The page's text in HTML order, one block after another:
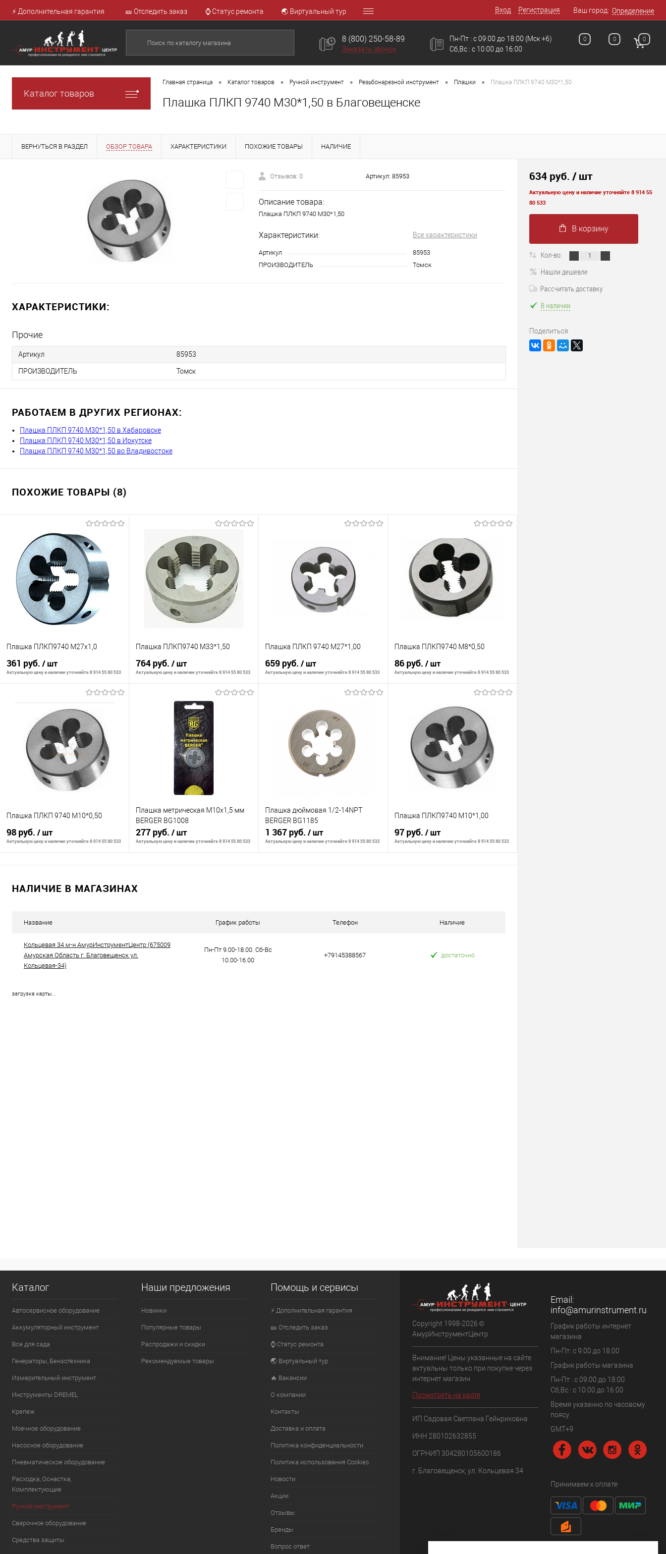
⚡ Дополнительная гарантия 🎫 Отследить заказ ⌚ Статус ремонта 🌏 Виртуальный тур Вход Регистрация Ваш город: Определение
8 (800) 250-58-89
Заказать звонок
Пн-Пт : с 09:00 до 18:00
Сб,Вс : c 10:00 до 16:00
(Мск +6) 0 0 0
Каталог товаров
Главная страница • Каталог товаров • Ручной инструмент • Резьбонарезной инструмент • Плашки • Плашка ПЛКП 9740 М30*1,50
Плашка ПЛКП 9740 М30*1,50 в Благовещенске
ВЕРНУТЬСЯ В РАЗДЕЛ ОБЗОР ТОВАРА ХАРАКТЕРИСТИКИ ПОХОЖИЕ ТОВАРЫ НАЛИЧИЕ
Отзывов: 0 Артикул: 85953
Описание товара:
Плашка ПЛКП 9740 М30*1,50
Характеристики: Все характеристики
Артикул
85953
ПРОИЗВОДИТЕЛЬ
Томск
ХАРАКТЕРИСТИКИ:
Прочие
Артикул 85953
ПРОИЗВОДИТЕЛЬ Томск
РАБОТАЕМ В ДРУГИХ РЕГИОНАХ:
Плашка ПЛКП 9740 М30*1,50 в Хабаровске
Плашка ПЛКП 9740 М30*1,50 в Иркутске
Плашка ПЛКП 9740 М30*1,50 во Владивостоке
ПОХОЖИЕ ТОВАРЫ (8)
Плашка ПЛКП9740 М27х1,0
361 руб. / шт
Актуальную цену и наличие уточняйте 8 914 55 80 533
В корзину
К сравнению
В избранное
В наличии
Плашка ПЛКП9740 М33*1,50
764 руб. / шт
Актуальную цену и наличие уточняйте 8 914 55 80 533
В корзину
К сравнению
В избранное
Плашка ПЛКП 9740 М27*1,00
659 руб. / шт
Актуальную цену и наличие уточняйте 8 914 55 80 533
В корзину
К сравнению
В избранное
В наличии
Плашка ПЛКП9740 M8*0,50
86 руб. / шт
Актуальную цену и наличие уточняйте 8 914 55 80 533
В корзину
К сравнению
В избранное
В наличии
Плашка ПЛКП 9740 М10*0,50
98 руб. / шт
Актуальную цену и наличие уточняйте 8 914 55 80 533
В избранное
Плашка метрическая М10х1,5 мм
BERGER BG1008
277 руб. / шт
Актуальную цену и наличие уточняйте 8 914 55 80 533
В наличии
Плашка дюймовая 1/2-14NPT
BERGER BG1185
1 367 руб. / шт
Актуальную цену и наличие уточняйте 8 914 55 80 533
В наличии
Плашка ПЛКП9740 М10*1,00
97 руб. / шт
Актуальную цену и наличие уточняйте 8 914 55 80 533
В избранное
НАЛИЧИЕ В МАГАЗИНАХ
Название График работы Телефон Наличие
Кольцевая 34 м-н АмурИнструментЦентр (675009
Амурская Область г. Благовещенск ул.
Кольцевая-34)
Пн-Пт 9.00-18.00. Сб-Вс
10.00-16.00
+79145388567 достаточно
загрузка карты...
634 руб. / шт
Актуальную цену и наличие уточняйте 8 914 55
80 533
В корзину
Кол-во:
Нашли дешевле
Рассчитать доставку
В наличии
Поделиться
Каталог
Автосервисное оборудование
Аккумуляторный инструмент
Все для сада
Генераторы, Бензотехника
Измерительный инструмент
Инструменты DREMEL
Крепеж
Моечное оборудование
Насосное оборудование
Пневматическое оборудование
Расходка, Оснастка,
Комплектующие
Ручной инструмент
Сварочное оборудование
Средства защиты
Наши предложения
Новинки
Популярные товары
Распродажи и скидки
Рекомендуемые товары
Помощь и сервисы
⚡ Дополнительная гарантия
🎫 Отследить заказ
⌚ Статус ремонта
🌏 Виртуальный тур
🔥 Вакансии
О компании
Контакты
Доставка и оплата
Политика конфиденциальности
Политика использования Cookies
Новости
Акции
Отзывы
Бренды
Вопрос ответ
Copyright 1998-2026 ©
АмурИнструментЦентр
Внимание! Цены указанные на сайте
актуальны только при покупке через
интернет магазин
Посмотреть на карте
ИП Садовая Светлана Гейнриховна
ИНН 280102632855
ОГРНИП 304280105600186
г. Благовещенск, ул. Кольцевая 34
Email:
info@amurinstrument.ru
График работы интернет
магазина
Пн-Пт: с 9:00 до 18:00
График работы магазина
Пн-Пт : с 09:00 до 18:00
Сб,Вс : c 10:00 до 16:00
Время указанно по часовому
поясу
GMT+9
Принимаем к оплате